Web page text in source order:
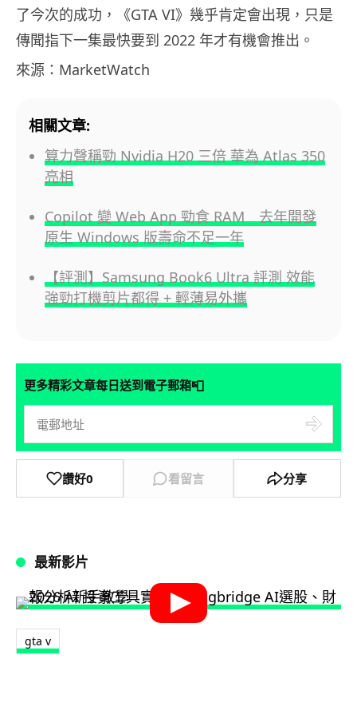
了今次的成功，《GTA VI》幾乎肯定會出現，只是
傳聞指下一集最快要到 2022 年才有機會推出。
來源：MarketWatch
相關文章:
算力聲稱勁 Nvidia H20 三倍 華為 Atlas 350
亮相
Copilot 變 Web App 勁食 RAM 去年開發
原生 Windows 版壽命不足一年
【評測】Samsung Book6 Ultra 評測 效能
強勁打機剪片都得 + 輕薄易外攜
更多精彩文章每日送到電子郵箱📮
讚好0 看留言 分享
最新影片
gta v